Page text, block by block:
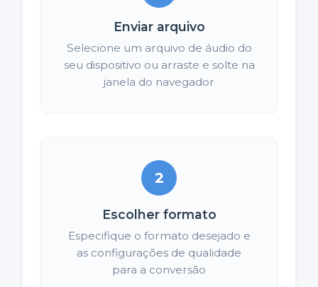
Enviar arquivo
Selecione um arquivo de áudio do
seu dispositivo ou arraste e solte na
janela do navegador
2
Escolher formato
Especifique o formato desejado e
as configurações de qualidade
para a conversão